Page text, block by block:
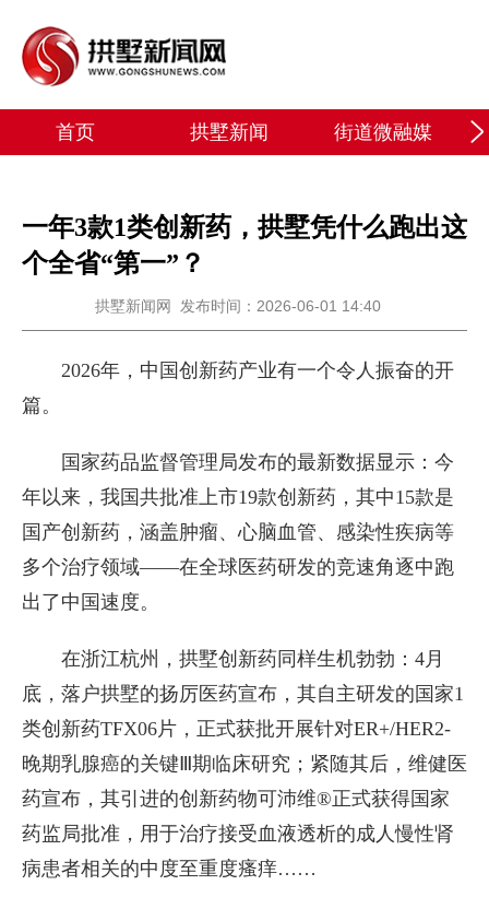
首页 拱墅新闻 街道微融媒
一年3款1类创新药，拱墅凭什么跑出这
个全省“第一”？
拱墅新闻网 发布时间：2026-06-01 14:40
2026年，中国创新药产业有一个令人振奋的开
篇。
国家药品监督管理局发布的最新数据显示：今
年以来，我国共批准上市19款创新药，其中15款是
国产创新药，涵盖肿瘤、心脑血管、感染性疾病等
多个治疗领域——在全球医药研发的竞速角逐中跑
出了中国速度。
在浙江杭州，拱墅创新药同样生机勃勃：4月
底，落户拱墅的扬厉医药宣布，其自主研发的国家1
类创新药TFX06片，正式获批开展针对ER+/HER2-
晚期乳腺癌的关键Ⅲ期临床研究；紧随其后，维健医
药宣布，其引进的创新药物可沛维®正式获得国家
药监局批准，用于治疗接受血液透析的成人慢性肾
病患者相关的中度至重度瘙痒……